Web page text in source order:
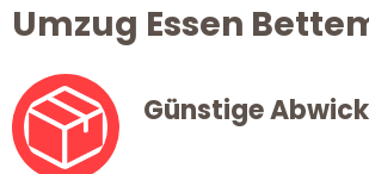
Umzug Essen
Günstige